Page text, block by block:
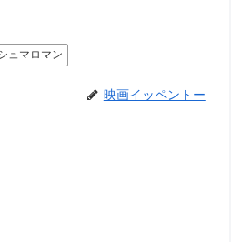
ュマロマン
映画イッペントー